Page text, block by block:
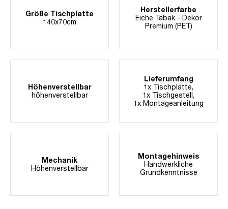
Größe Tischplatte
140x70cm
Herstellerfarbe
Eiche Tabak - Dekor
Premium (PET)
Höhenverstellbar
höhenverstellbar
Lieferumfang
1x Tischplatte,
1x Tischgestell,
1x Montageanleitung
Mechanik
Höhenverstellbar
Montagehinweis
Handwerkliche
Grundkenntnisse